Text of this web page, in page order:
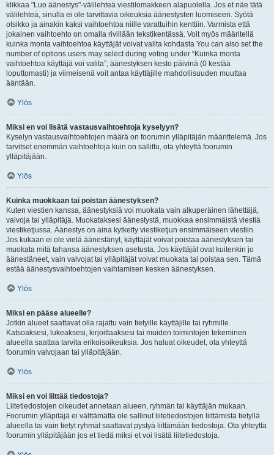
klikkaa "Luo äänestys"-välilehteä viestilomakkeen alapuolella. Jos et näe tätä
välilehteä, sinulla ei ole tarvittavia oikeuksia äänestysten luomiseen. Syötä
otsikko ja ainakin kaksi vaihtoehtoa niille varattuihin kenttiin. Varmista että
jokainen vaihtoehto on omalla rivillään tekstikentässä. Voit myös määritellä
kuinka monta vaihtoehtoa käyttäjät voivat valita kohdasta You can also set the
number of options users may select during voting under “Kuinka monta
vaihtoehtoa käyttäjä voi valita”, äänestyksen kesto päivinä (0 kestää
loputtomasti) ja viimeisenä voit antaa käyttäjille mahdollisuuden muuttaa
ääntään.
Ylös
Miksi en voi lisätä vastausvaihtoehtoja kyselyyn?
Kyselyn vastausvaihtoehtojen määrä on foorumin ylläpitäjän määrittelemä. Jos
tarvitset enemmän vaihtoehtoja kuin on sallittu, ota yhteyttä foorumin
ylläpitäjään.
Ylös
Kuinka muokkaan tai poistan äänestyksen?
Kuten viestien kanssa, äänestyksiä voi muokata vain alkuperäinen lähettäjä,
valvoja tai ylläpitäjä. Muokataksesi äänestystä, muokkaa ensimmäistä viestiä
viestiketjussa. Äänestys on aina kytketty viestiketjun ensimmäiseen viestiin.
Jos kukaan ei ole vielä äänestänyt, käyttäjät voivat poistaa äänestyksen tai
muokata mitä tahansa äänestyksen asetusta. Jos käyttäjät ovat kuitenkin jo
äänestäneet, vain valvojat tai ylläpitäjät voivat muokata tai poistaa sen. Tämä
estää äänestysvaihtoehtojen vaihtamisen kesken äänestyksen.
Ylös
Miksi en pääse alueelle?
Jotkin alueet saattavat olla rajattu vain tietyille käyttäjille tai ryhmille.
Katsoaksesi, lukeaksesi, kirjoittaaksesi tai muiden toimintojen tekeminen
alueella saattaa tarvita erikoisoikeuksia. Jos haluat oikeudet, ota yhteyttä
foorumin valvojaan tai ylläpitäjään.
Ylös
Miksi en voi liittää tiedostoja?
Liitetiedostojen oikeudet annetaan alueen, ryhmän tai käyttäjän mukaan.
Foorumin ylläpitäjä ei välttämättä ole sallinut liitetiedostojen liittämistä tietyllä
alueella tai vain tietyt ryhmät saattavat pystyä liittämään tiedostoja. Ota yhteyttä
foorumin ylläpitäjään jos et tiedä miksi et voi lisätä liitetiedostoja.